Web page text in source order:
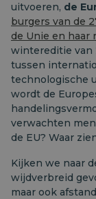
uitvoeren, de
burgers van de
de Unie en haar
wintereditie van
tussen
technologische
wordt de
verwachten
de EU? Waar
Kijken we naar
wijdverbreid
maar ook